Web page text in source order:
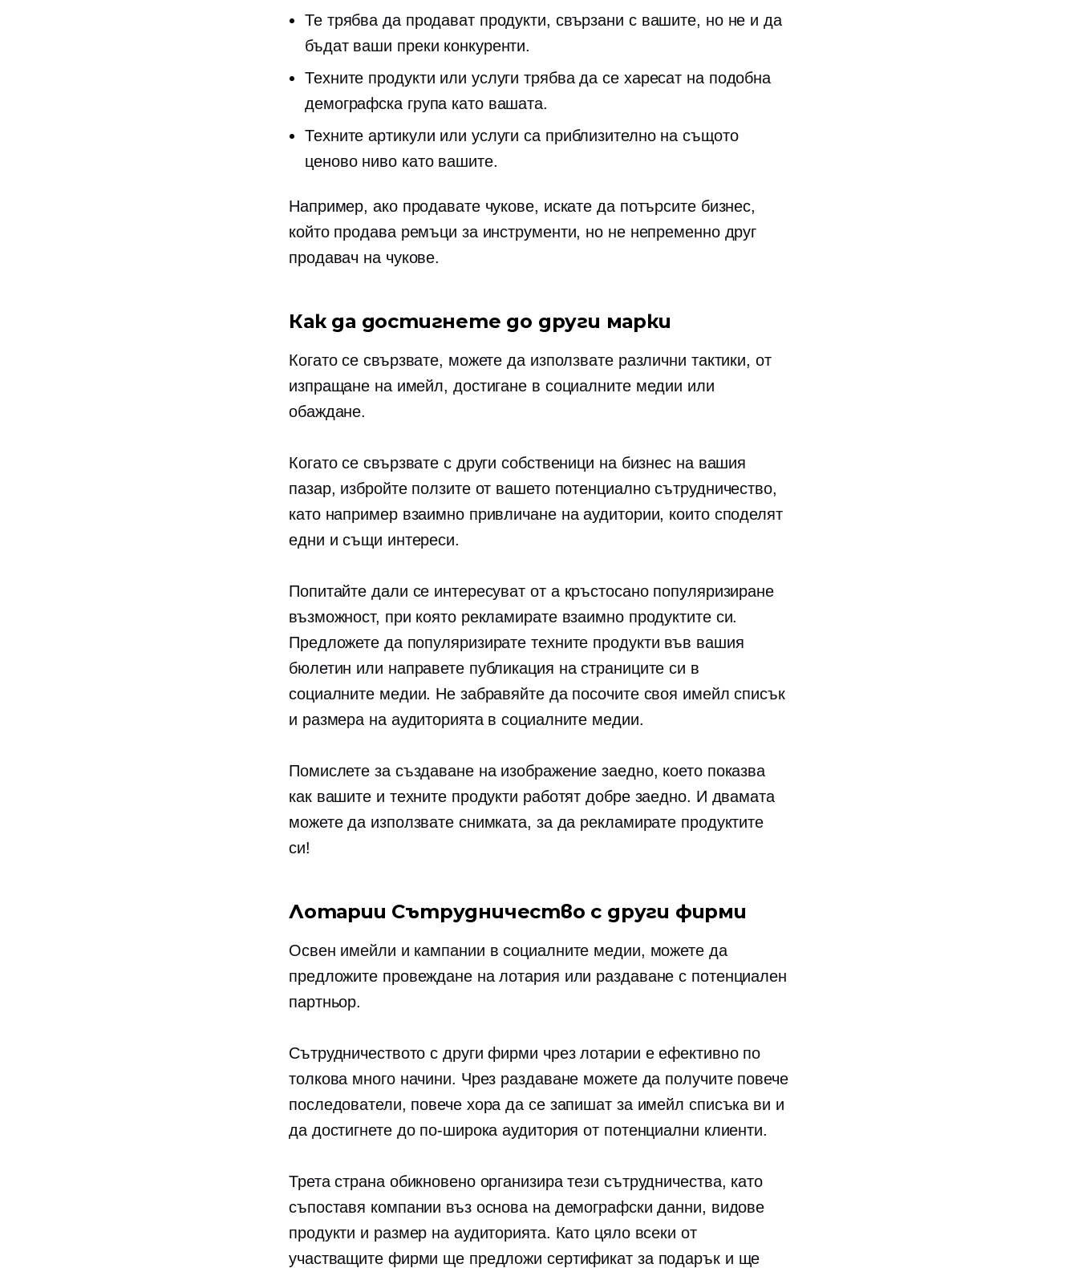
Те трябва да продават продукти, свързани с вашите, но не и да
бъдат ваши преки конкуренти.
Техните продукти или услуги трябва да се харесат на подобна
демографска група като вашата.
Техните артикули или услуги са приблизително на същото
ценово ниво като вашите.
Например, ако продавате чукове, искате да потърсите бизнес,
който продава ремъци за инструменти, но не непременно друг
продавач на чукове.
Как да достигнете до други марки
Когато се свързвате, можете да използвате различни тактики, от
изпращане на имейл, достигане в социалните медии или
обаждане.
Когато се свързвате с други собственици на бизнес на вашия
пазар, избройте ползите от вашето потенциално сътрудничество,
като например взаимно привличане на аудитории, които споделят
едни и същи интереси.
Попитайте дали се интересуват от a кръстосано популяризиране
възможност, при която рекламирате взаимно продуктите си.
Предложете да популяризирате техните продукти във вашия
бюлетин или направете публикация на страниците си в
социалните медии. Не забравяйте да посочите своя имейл списък
и размера на аудиторията в социалните медии.
Помислете за създаване на изображение заедно, което показва
как вашите и техните продукти работят добре заедно. И двамата
можете да използвате снимката, за да рекламирате продуктите
си!
Лотарии Сътрудничество с други фирми
Освен имейли и кампании в социалните медии, можете да
предложите провеждане на лотария или раздаване с потенциален
партньор.
Сътрудничеството с други фирми чрез лотарии е ефективно по
толкова много начини. Чрез раздаване можете да получите повече
последователи, повече хора да се запишат за имейл списъка ви и
да достигнете до по-широка аудитория от потенциални клиенти.
Трета страна обикновено организира тези сътрудничества, като
съпоставя компании въз основа на демографски данни, видове
продукти и размер на аудиторията. Като цяло всеки от
участващите фирми ще предложи сертификат за подарък и ще